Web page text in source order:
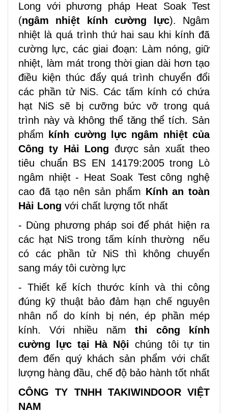
Long với phương pháp Heat SoakTest
(ngâm nhiệt kính cường lực). Ngâm
nhiệt là quá trình thứ hai sau khi kính đã
cường lực, các giai đoạn: Làm nóng, giữ
nhiệt, làm mát trong thời gian dài hơn tạo
điều kiện thúc đẩy quá trình chuyển đổi
các phần tử NiS. Các tấm kính có chứa
hạt NiS sẽ bị cưỡng bức vỡ trong quá
trình này và không thể tăng thể tích. Sản
phẩm kính cường lực ngâm nhiệt của
Công ty Hải Long được sản xuất theo
tiêu chuẩn BS EN 14179:2005 trong Lò
ngâm nhiệt - Heat SoakTestcông nghệ
cao đã tạo nên sản phẩm Kính an toàn
Hải Long với chất lượng tốt nhất
- Dùng phương pháp soi để phát hiện ra
các hạt NiS trong tấm kính thường nếu
có các phần tử NiS thì không chuyển
sang máy tôi cường lực
- Thiết kế kích thước kính và thi công
đúng kỹ thuật bảo đảm hạn chế nguyên
nhân nổ do kính bị nén, ép phần mép
kính. Với nhiều năm thi công kính
cường lực tại Hà Nội chúng tôi tự tin
đem đến quý khách sản phẩm với chất
lượng hàng đầu, chế độ bảo hành tốt nhất
CÔNG TY TNHH TAKIWINDOOR VIỆT
NAM